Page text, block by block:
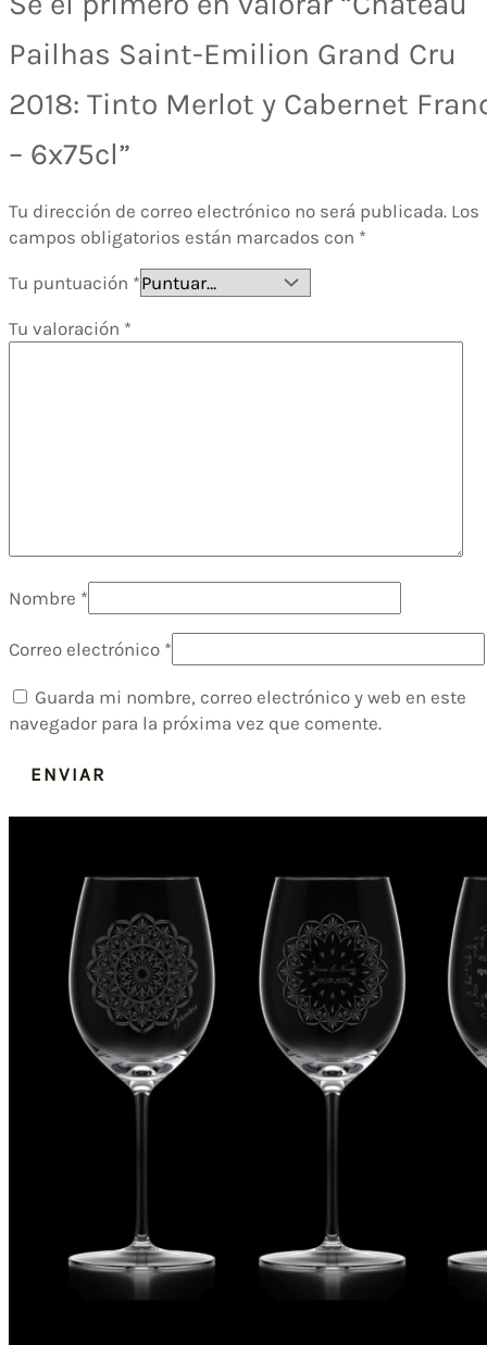
Pailhas Saint-Emilion Grand Cru
2018: Tinto Merlot y Cabernet
– 6x75cl”
Tu dirección de correo electrónico no será publicada. Los
campos obligatorios están marcados con *
Tu puntuación *
Tu valoración *
Nombre *
Correo electrónico *
Guarda mi nombre, correo electrónico y web en este
navegador para la próxima vez que comente.